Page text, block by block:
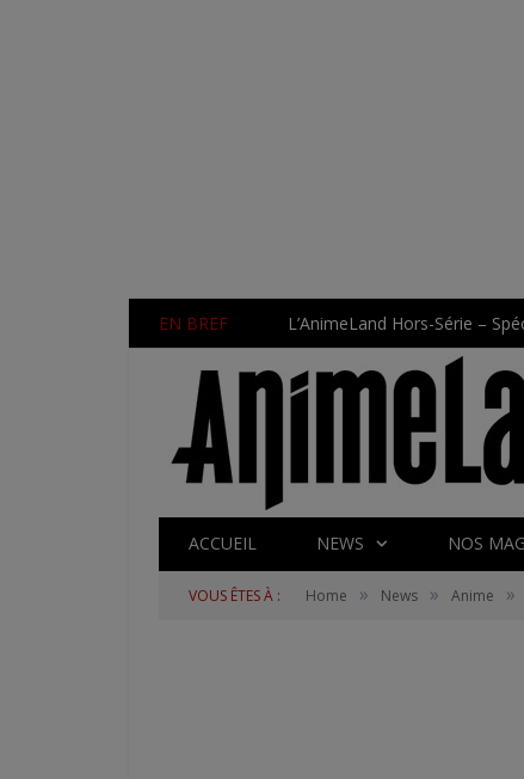
EN BREF L’AnimeLand Hors-Série –
ACCUEIL NEWS NOS
VOUS ÊTES À : Home » News » Anime »